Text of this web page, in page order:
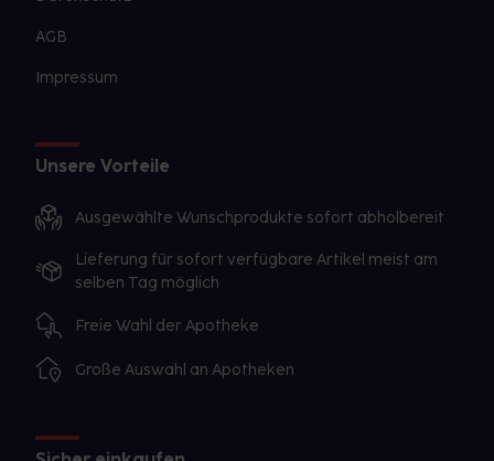
AGB
Impressum
Unsere Vorteile
Ausgewählte Wunschprodukte sofort abholbereit
Lieferung für sofort verfügbare Artikel meist am
selben Tag möglich
Freie Wahl der Apotheke
Große Auswahl an Apotheken